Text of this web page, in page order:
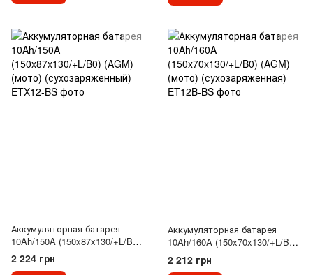
Аккумуляторная батарея
10Ah/150A (150x87x130/+L/B0)
(AGM) (мото)
(сухозаряженный)
2 224 грн
Аккумуляторная батарея
10Ah/160A (150x70x130/+L/B0)
(AGM) (мото)
(сухозаряженная)
2 212 грн